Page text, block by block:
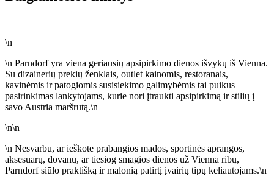
\n
\n Parndorf yra viena geriausių apsipirkimo dienos išvykų iš Vienna.
Su dizainerių prekių ženklais, outlet kainomis, restoranais,
kavinėmis ir patogiomis susisiekimo galimybėmis tai puikus
pasirinkimas lankytojams, kurie nori įtraukti apsipirkimą ir stilių į
savo Austria maršrutą.\n
\n\n
\n Nesvarbu, ar ieškote prabangios mados, sportinės aprangos,
aksesuarų, dovanų, ar tiesiog smagios dienos už Vienna ribų,
Parndorf siūlo praktišką ir malonią patirtį įvairių tipų keliautojams.\n